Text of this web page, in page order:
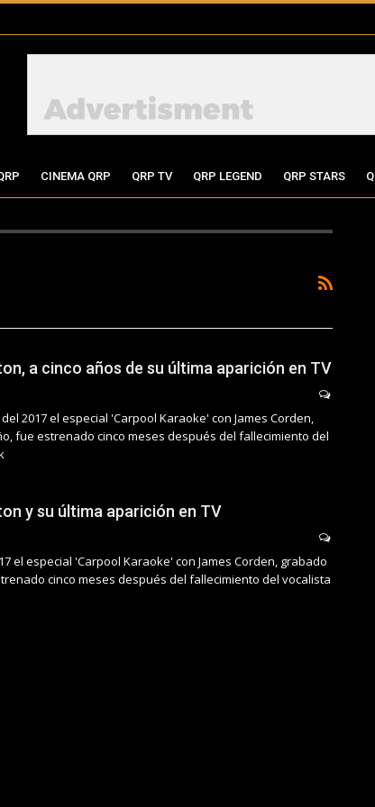
CINEMA QRP QRP TV QRP LEGEND QRP STARS
a cinco años de su última aparición en TV
2017 el especial 'Carpool Karaoke' con James Corden,
fue estrenado cinco meses después del fallecimiento del
y su última aparición en TV
el especial 'Carpool Karaoke' con James Corden, grabado
cinco meses después del fallecimiento del vocalista